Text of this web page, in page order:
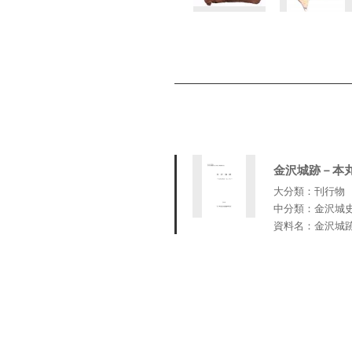
金沢城跡－本
大分類：刊行物
中分類：金沢城
資料名：金沢城